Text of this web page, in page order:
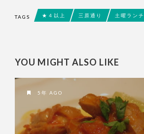
TAGS ★４以上 三原通り 土曜ランチ
YOU MIGHT ALSO LIKE
5年 AGO